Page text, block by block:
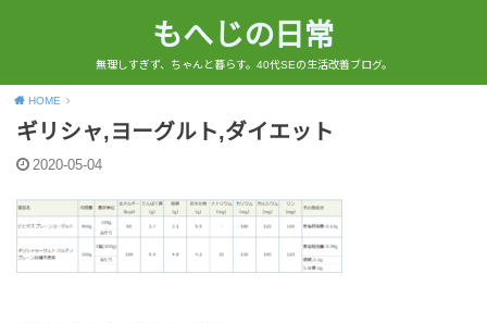
もへじの日常
無理しすぎず、ちゃんと暮らす。40代SEの生活改善ブログ。
HOME
ギリシャ,ヨーグルト,ダイエット
2020-05-04